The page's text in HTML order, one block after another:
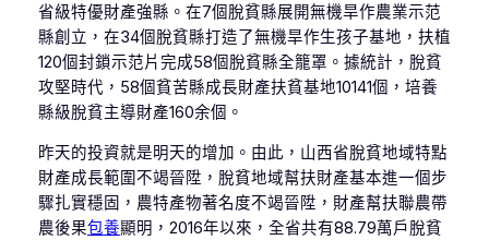
省級特優財產強縣。在7個脫貧縣展開無機旱作農業示范
縣創立，在34個脫貧縣打造了無機旱作生孩子基地，扶植
120個封鎖示范片完成58個脫貧縣全籠罩。據統計，脫貧
攻堅時代，58個貧苦縣成長財產扶貧基地10141個，培養
縣級脫貧主導財產160余個。
昨天的投資就是明天的增加。由此，山西省脫貧地域特點
財產成長範圍不竭晉陞，脫貧地域幫扶財產基本進一個步
驟扎實穩固，農特產物著名度不竭晉陞，財產幫扶聯農帶
農後果包養顯明，2016年以來，全省共有88.79萬戶脫貧